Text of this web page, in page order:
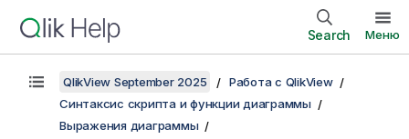
Search Меню
QlikView September 2025
Работа с QlikView
Синтаксис скрипта и функции диаграммы
Выражения диаграммы